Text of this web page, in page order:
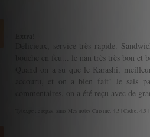
Délicieux, service très rapide.
bouche en feu... le nan très très bon
Quand on a su que le Karashi,
accouru, et on a bien fait! Je sais
commentaires, on a été reçu avec de
Tytexpe de repas: amis Mes notes Cuisine: 4.5 | Cadre: 4.5